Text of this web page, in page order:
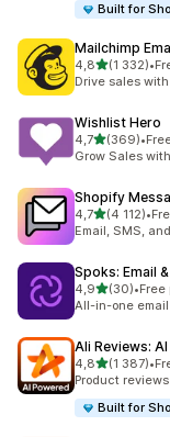
Built for
Mailchimp
4,8z 5 hvězd
(1 332)
Celkový počet
•
Drive sales
Wishlist Hero
4,7z 5 hvězd
(369)
Celkový počet
•
Grow Sales
Shopify
4,7z 5 hvězd
(4 112)
Celkový počet
•
Email, SMS,
Spoks: Email
4,9z 5 hvězd
(30)
Celkový počet
•Free
All-in-one
Ali Reviews:
4,8z 5 hvězd
(1 387)
Celkový počet
•
Product
Built for